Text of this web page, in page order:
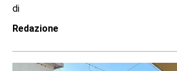
di
Redazione